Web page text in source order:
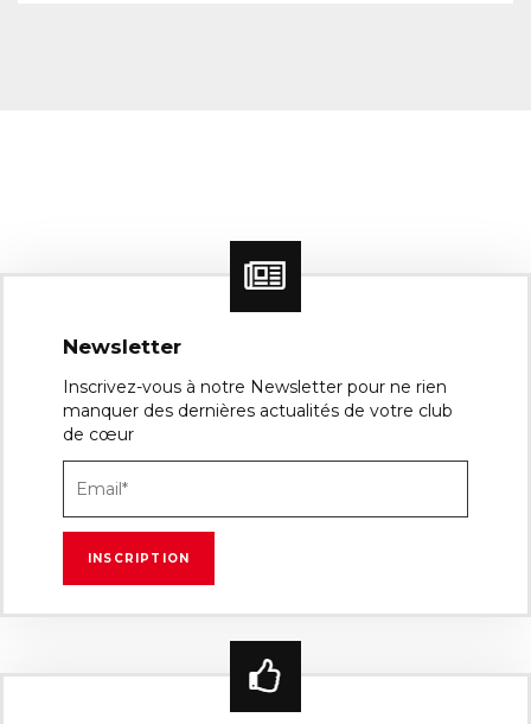
Newsletter
Inscrivez-vous à notre Newsletter pour ne rien
manquer des dernières actualités de votre club
de cœur